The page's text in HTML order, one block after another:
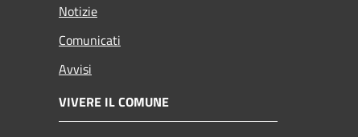
Notizie
Comunicati
Avvisi
VIVERE IL COMUNE